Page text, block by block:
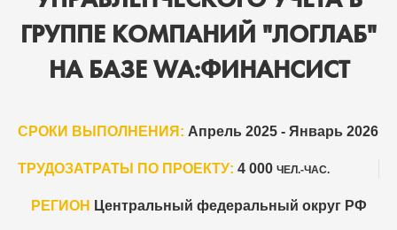
ГРУППЕ КОМПАНИЙ "ЛОГЛАБ"
НА БАЗЕ WA:ФИНАНСИСТ
СРОКИ ВЫПОЛНЕНИЯ: Апрель 2025 - Январь 2026
ТРУДОЗАТРАТЫ ПО ПРОЕКТУ: 4 000 ЧЕЛ.-ЧАС.
РЕГИОН Центральный федеральный округ РФ